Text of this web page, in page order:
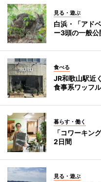
見る・遊ぶ
白浜・「アド
ー3頭の一般公
食べる
JR和歌山駅近
食事系ワッフ
暮らす・働く
「コワーキン
2日間
見る・遊ぶ